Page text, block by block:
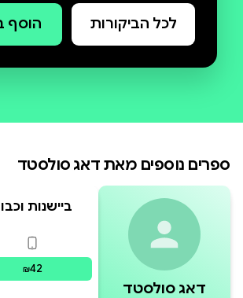
הנורווגית, לדעתו. מחשבות רבות
חולפות בראשו של המורה בזמן
אופן השעמום של תלמידיו שונה
קודמים? מדוע הופך השעמום של
תלמידיו לכעס, ל''איבה מבנית''
המופנית כלפיו? אבל בעיקר ה
לכל הביקורות הוסף
ספרים נוספים מאת דאג סולסטד
דאג סולסטד
ביישנות
₪42